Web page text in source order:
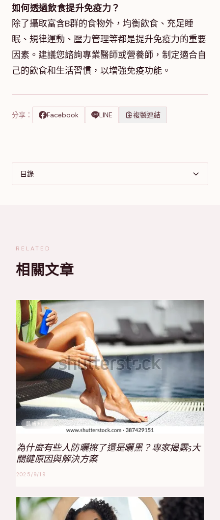
如何透過飲食提升免疫力？
除了攝取富含B群的食物外，均衡飲食、充足睡
眠、規律運動、壓力管理等都是提升免疫力的重要
因素。建議您諮詢專業醫師或營養師，制定適合自
己的飲食和生活習慣，以增強免疫功能。
分享： Facebook LINE 複製連結
目錄
RELATED
相關文章
肌膚知識
為什麼有些人防曬擦了還是曬黑？專家揭露5大
關鍵原因與解決方案
2025/9/19